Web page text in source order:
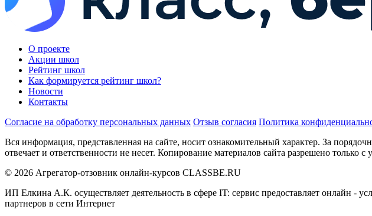
О проекте
Акции школ
Рейтинг школ
Как формируется рейтинг школ?
Новости
Контакты
Согласие на обработку персональных данных Отзыв согласия Политика
Вся информация, представленная на сайте, носит ознакомительный характер. За
отвечает и ответственности не несет. Копирование материалов сайта разрешено только
© 2026 Агрегатор-отзовник онлайн-курсов CLASSBE.RU
ИП Елкина А.К. осуществляет деятельность в сфере IT: сервис предоставляет онлайн -
партнеров в сети Интернет